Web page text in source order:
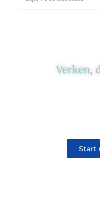
Verken,
Start